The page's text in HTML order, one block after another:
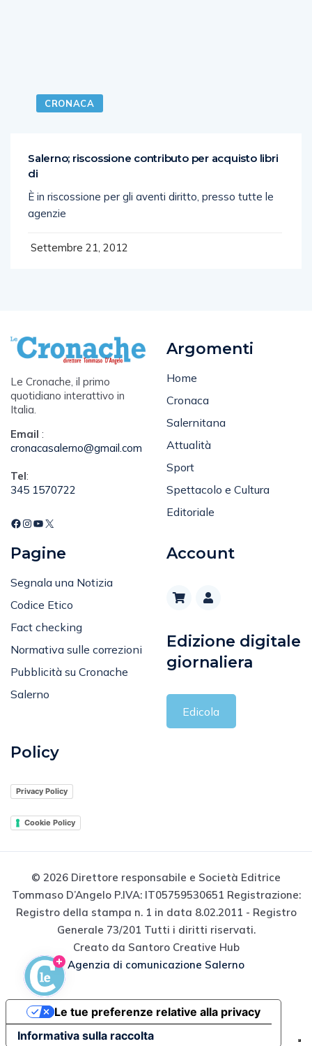
CRONACA
Salerno; riscossione contributo per acquisto libri
di
È in riscossione per gli aventi diritto, presso tutte le
agenzie
Settembre 21, 2012
Le Cronache, il primo
quotidiano interattivo in
Italia.
Email :
cronacasalerno@gmail.com
Tel:
345 1570722
Argomenti
Home
Cronaca
Salernitana
Attualità
Sport
Spettacolo e Cultura
Editoriale
Pagine
Segnala una Notizia
Codice Etico
Fact checking
Normativa sulle correzioni
Pubblicità su Cronache
Salerno
Account
Edizione digitale
giornaliera
Edicola
Policy
Privacy Policy
Cookie Policy
© 2026 Direttore responsabile e Società Editrice
Tommaso D’Angelo P.IVA: IT05759530651 Registrazione:
Registro della stampa n. 1 in data 8.02.2011 - Registro
Generale 73/201 Tutti i diritti riservati.
Creato da Santoro Creative Hub
Agenzia di comunicazione Salerno
Informativa sulla raccolta
Le tue preferenze relative alla privacy